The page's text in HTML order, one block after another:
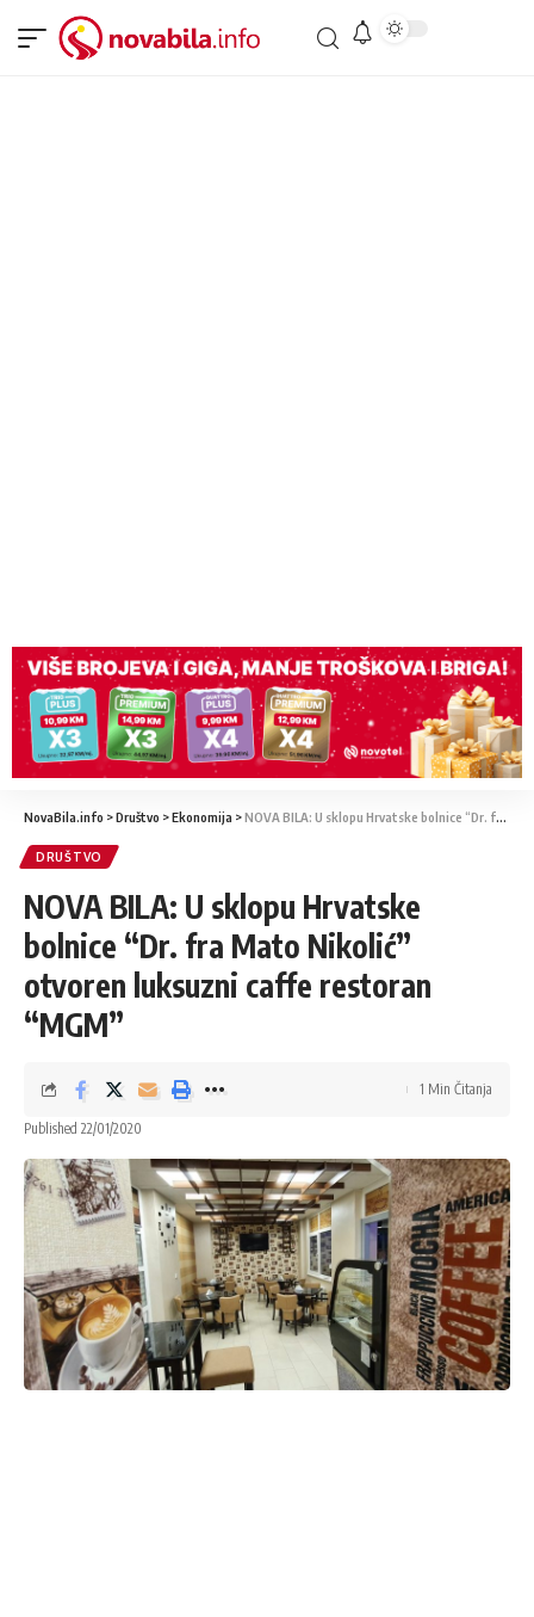
NovaBila.info >Društvo >Ekonomija >NOVA BILA: U sklopu Hrvatske bolnice “Dr. fra Mato Nikolić” otvoren luksuzni caffe restoran “MGM”
DRUŠTVO
NOVA BILA: U sklopu Hrvatske
bolnice “Dr. fra Mato Nikolić”
otvoren luksuzni caffe restoran
“MGM”
Published 22/01/2020
1 Min Čitanja